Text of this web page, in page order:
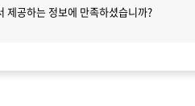
제공하는 정보에 만족하셨습니까?